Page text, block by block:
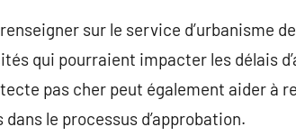
sur le service d’urbanisme
qui pourraient impacter les délais
pas cher peut également aider à
le processus d’approbation.